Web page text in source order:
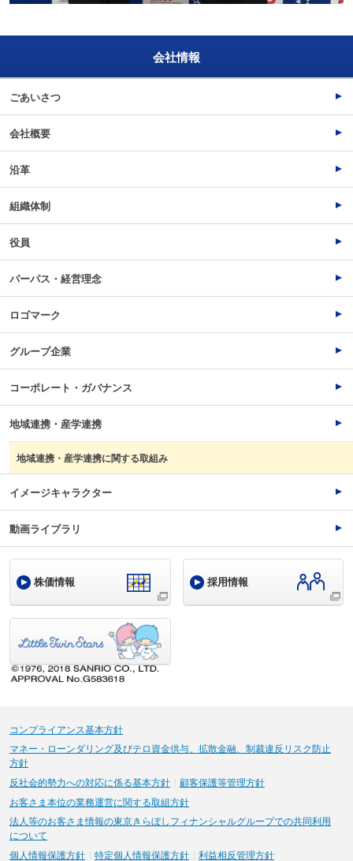
会社情報
ごあいさつ
会社概要
沿革
組織体制
役員
パーパス・経営理念
ロゴマーク
グループ企業
コーポレート・ガバナンス
地域連携・産学連携
地域連携・産学連携に関する取組み
イメージキャラクター
動画ライブラリ
株価情報 採用情報
コンプライアンス基本方針
マネー・ローンダリング及びテロ資金供与、拡散金融、制裁違反リスク防止
方針
反社会的勢力への対応に係る基本方針
顧客保護等管理方針
お客さま本位の業務運営に関する取組方針
法人等のお客さま情報の東京きらぼしフィナンシャルグループでの共同利用
について
個人情報保護方針
特定個人情報保護方針 利益相反管理方針